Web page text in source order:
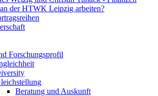
der HTWK Leipzig arbeiten?
Forschungsprofil
Beratung und Auskunft